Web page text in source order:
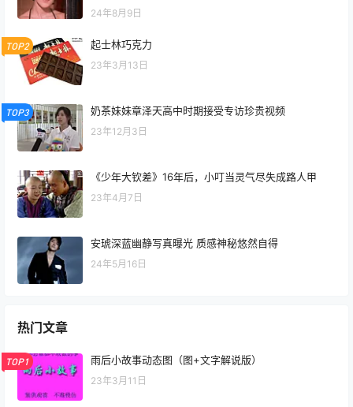
24年8月9日
TOP2 起士林巧克力
23年3月13日
TOP3 奶茶妹妹章泽天高中时期接受专访珍贵视频
23年12月3日
《少年大钦差》16年后，小叮当灵气尽失成路人甲
23年4月7日
安琥深蓝幽静写真曝光 质感神秘悠然自得
24年5月16日
热门文章
TOP1 雨后小故事动态图（图+文字解说版）
23年3月11日